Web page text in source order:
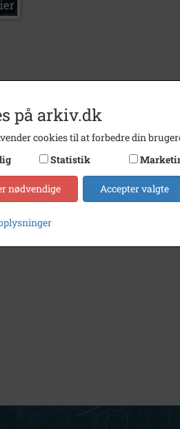
på arkiv.dk
cookies til at forbedre din
Statistik
nødvendige Accepter valgte